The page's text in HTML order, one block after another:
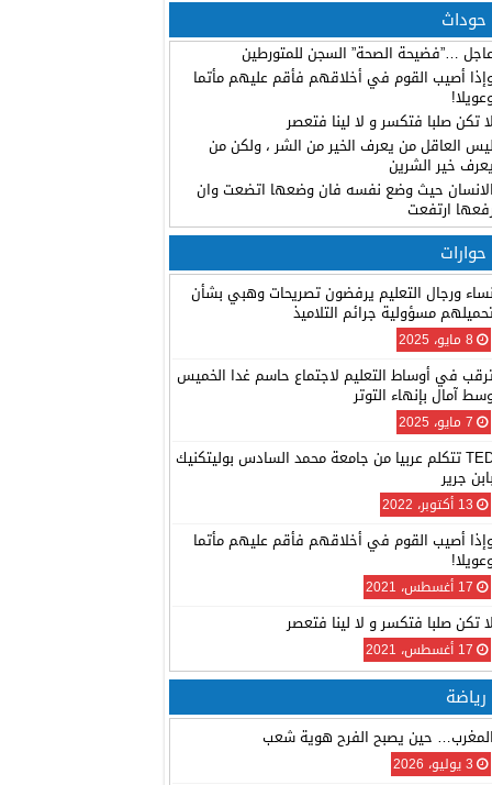
حوداث
…”فضيحة الصحة” السجن للمتورطين
أصيب القوم في أخلاقهم فأقم عليهم مأتما
لا تكن صلبا فتكسر و لا لينا فتعصر
ليس العاقل من يعرف الخير من الشر ، ولكن من
يعرف خير الشرين
الانسان حيث وضع نفسه فان وضعها اتضعت وان
ارتفعت
حوارات
نساء ورجال التعليم يرفضون تصريحات وهبي بشأن
مسؤولية جرائم التلاميذ
8 مايو، 2025
في أوساط التعليم لاجتماع حاسم غدا الخميس
آمال بإنهاء التوتر
7 مايو، 2025
TED تتكلم عربيا من جامعة محمد السادس بوليتكنيك
بابن جرير
13 أكتوبر، 2022
أصيب القوم في أخلاقهم فأقم عليهم مأتما
17 أغسطس، 2021
لا تكن صلبا فتكسر و لا لينا فتعصر
17 أغسطس، 2021
رياضة
المغرب… حين يصبح الفرح هوية شعب
3 يوليو، 2026